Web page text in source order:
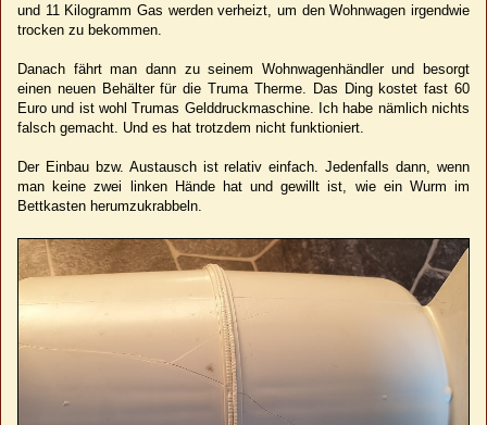
und 11 Kilogramm Gas werden verheizt, um den Wohnwagen irgendwie
trocken zu bekommen.
Danach fährt man dann zu seinem Wohnwagenhändler und besorgt
einen neuen Behälter für die Truma Therme. Das Ding kostet fast 60
Euro und ist wohl Trumas Gelddruckmaschine. Ich habe nämlich nichts
falsch gemacht. Und es hat trotzdem nicht funktioniert.
Der Einbau bzw. Austausch ist relativ einfach. Jedenfalls dann, wenn
man keine zwei linken Hände hat und gewillt ist, wie ein Wurm im
Bettkasten herumzukrabbeln.